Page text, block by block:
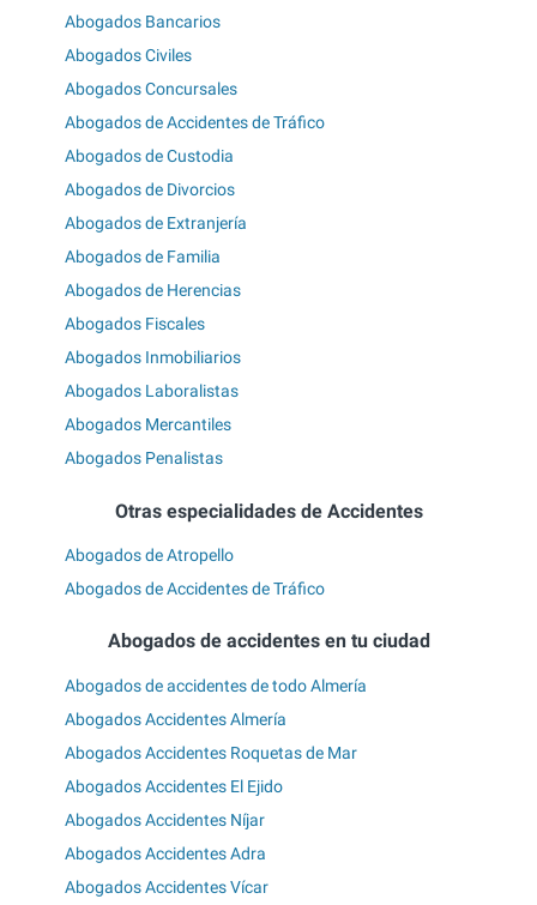
Abogados Bancarios
Abogados Civiles
Abogados Concursales
Abogados de Accidentes de Tráfico
Abogados de Custodia
Abogados de Divorcios
Abogados de Extranjería
Abogados de Familia
Abogados de Herencias
Abogados Fiscales
Abogados Inmobiliarios
Abogados Laboralistas
Abogados Mercantiles
Abogados Penalistas
Otras especialidades de Accidentes
Abogados de Atropello
Abogados de Accidentes de Tráfico
Abogados de accidentes en tu ciudad
Abogados de accidentes de todo Almería
Abogados Accidentes Almería
Abogados Accidentes Roquetas de Mar
Abogados Accidentes El Ejido
Abogados Accidentes Níjar
Abogados Accidentes Adra
Abogados Accidentes Vícar